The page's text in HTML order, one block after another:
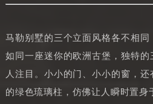
马勒别墅的三个立面风格各不相
如同一座迷你的欧洲古堡，独特的
人注目。小小的门、小小的窗，
的绿色琉璃柱，仿佛让人瞬时置身